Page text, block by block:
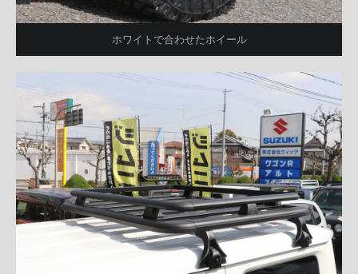
ホワイトで合わせたホイール